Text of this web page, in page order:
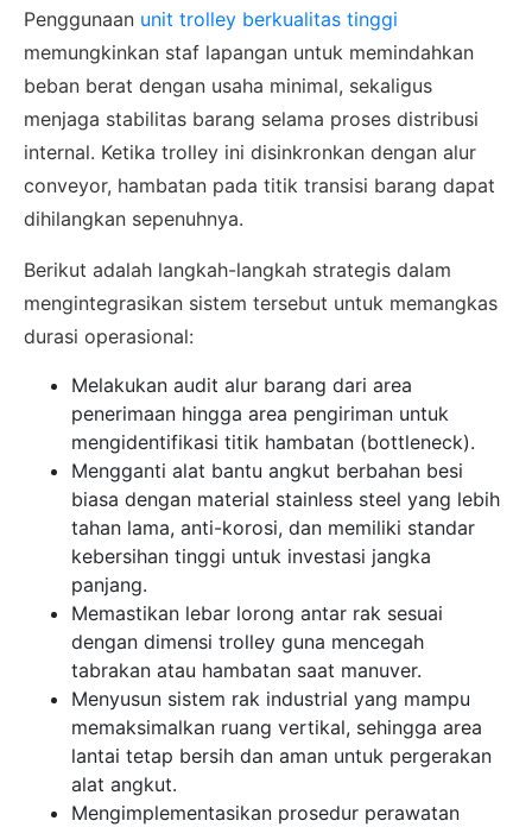
Penggunaan unit trolley berkualitas tinggi
memungkinkan staf lapangan untuk memindahkan
beban berat dengan usaha minimal, sekaligus
menjaga stabilitas barang selama proses distribusi
internal. Ketika trolley ini disinkronkan dengan alur
conveyor, hambatan pada titik transisi barang dapat
dihilangkan sepenuhnya.
Berikut adalah langkah-langkah strategis dalam
mengintegrasikan sistem tersebut untuk memangkas
durasi operasional:
Melakukan audit alur barang dari area
penerimaan hingga area pengiriman untuk
mengidentifikasi titik hambatan (bottleneck).
Mengganti alat bantu angkut berbahan besi
biasa dengan material stainless steel yang lebih
tahan lama, anti-korosi, dan memiliki standar
kebersihan tinggi untuk investasi jangka
panjang.
Memastikan lebar lorong antar rak sesuai
dengan dimensi trolley guna mencegah
tabrakan atau hambatan saat manuver.
Menyusun sistem rak industrial yang mampu
memaksimalkan ruang vertikal, sehingga area
lantai tetap bersih dan aman untuk pergerakan
alat angkut.
Mengimplementasikan prosedur perawatan